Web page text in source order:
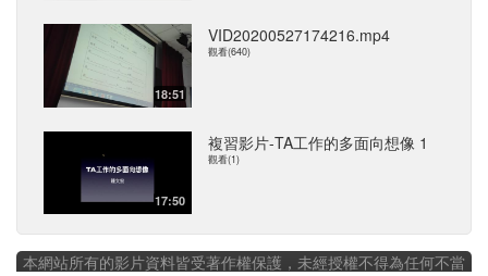
18:51
VID20200527174216.mp4
觀看(640)
17:50
複習影片-TA工作的多面向想像 1
觀看(1)
本網站所有的影片資料皆受著作權保護，未經授權不得為任何不當